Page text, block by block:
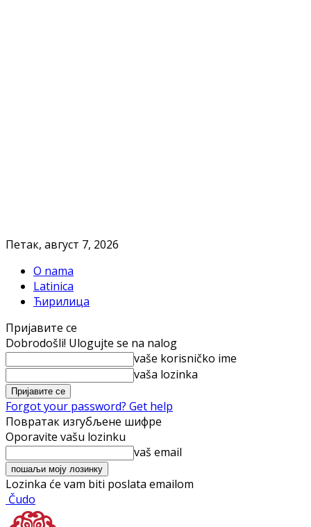
Петак, август 7, 2026
O nama
Latinica
Ћирилица
Пријавите се
Dobrodošli! Ulogujte se na nalog
vaše korisničko ime
vaša lozinka
Forgot your password? Get help
Повратак изгубљене шифре
Oporavite vašu lozinku
vaš email
Lozinka će vam biti poslata emailom
Čudo